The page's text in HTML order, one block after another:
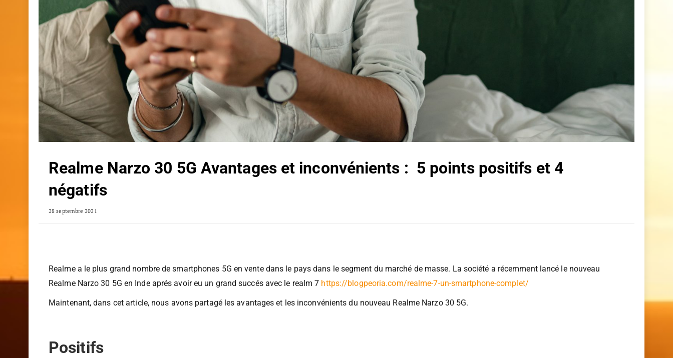
Realme Narzo 30 5G Avantages et inconvénients : 5 points positifs et 4
négatifs
28 septembre 2021
Realme a le plus grand nombre de smartphones 5G en vente dans le pays dans le segment du marché de masse. La société a récemment lancé le nouveau
Realme Narzo 30 5G en Inde aprés avoir eu un grand succés avec le realm 7 https://blogpeoria.com/realme-7-un-smartphone-complet/
Maintenant, dans cet article, nous avons partagé les avantages et les inconvénients du nouveau Realme Narzo 30 5G.
Positifs